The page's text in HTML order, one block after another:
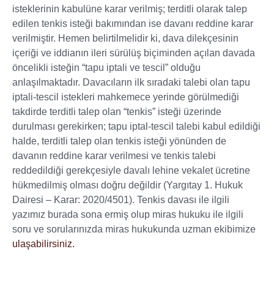
isteklerinin kabulüne karar verilmiş; terditli olarak talep
edilen tenkis isteği bakımından ise davanı reddine karar
verilmiştir. Hemen belirtilmelidir ki, dava dilekçesinin
içeriği ve iddianın ileri sürülüş biçiminden açılan davada
öncelikli isteğin “tapu iptali ve tescil” olduğu
anlaşılmaktadır. Davacıların ilk sıradaki talebi olan tapu
iptali-tescil istekleri mahkemece yerinde görülmediği
takdirde terditli talep olan “tenkis” isteği üzerinde
durulması gerekirken; tapu iptal-tescil talebi kabul edildiği
halde, terditli talep olan tenkis isteği yönünden de
davanın reddine karar verilmesi ve tenkis talebi
reddedildiği gerekçesiyle davalı lehine vekalet ücretine
hükmedilmiş olması doğru değildir (Yargıtay 1. Hukuk
Dairesi – Karar: 2020/4501). Tenkis davası ile ilgili
yazımız burada sona ermiş olup miras hukuku ile ilgili
soru ve sorularınızda miras hukukunda uzman ekibimize
ulaşabilirsiniz.